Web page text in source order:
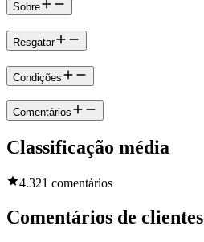
Sobre
Resgatar
Condições
Comentários
Classificação média
4.321 comentários
Comentários de clientes